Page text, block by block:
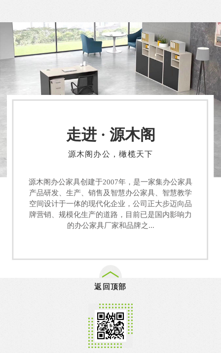
走进 · 源木阁
源木阁办公，橄榄天下
源木阁办公家具创建于2007年，是一家集办公家具
产品研发、生产、销售及智慧办公家具、智慧教学
空间设计于一体的现代化企业，公司正大步迈向品
牌营销、规模化生产的道路，目前已是国内影响力
的办公家具厂家和品牌之...
返回顶部